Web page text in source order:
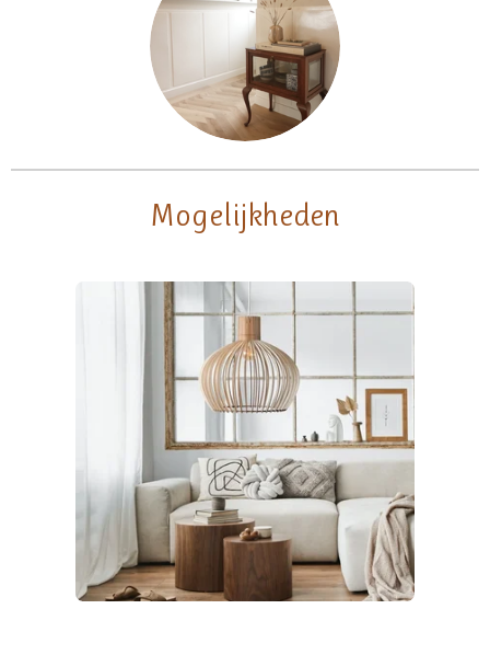
Mogelijkheden